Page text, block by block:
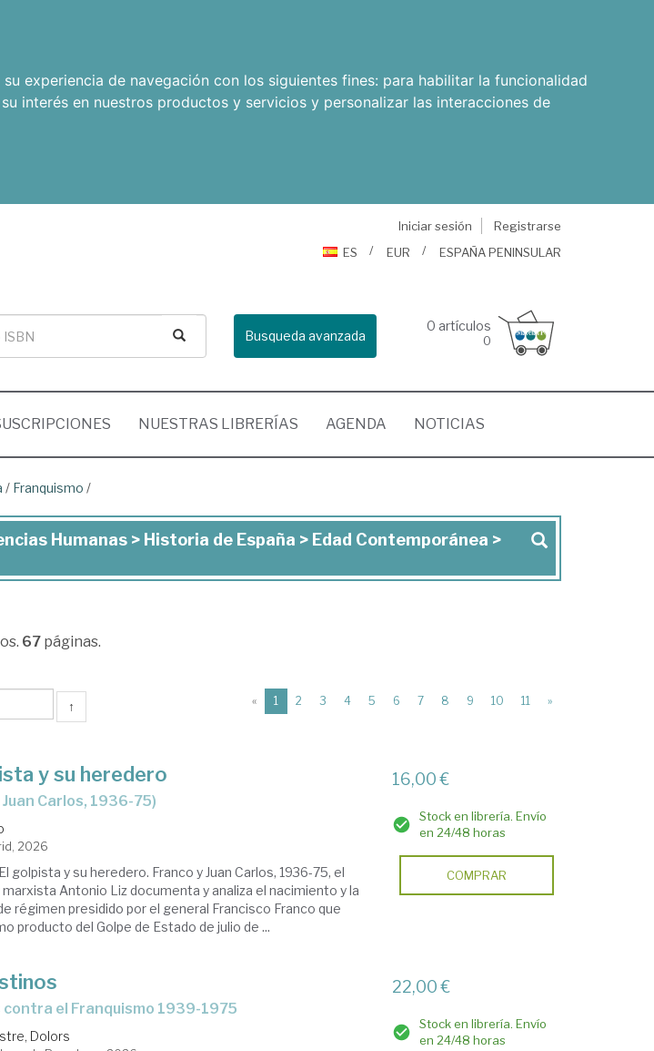
experiencia de navegación con los siguientes fines: para habilitar la funcionalidad
interés en nuestros productos y servicios y personalizar las interacciones de
Iniciar sesión
Registrarse
ES
EUR ESPAÑA PENINSULAR
Busqueda avanzada
0 artículos
0
NUESTRAS LIBRERÍAS AGENDA NOTICIAS
/ Franquismo /
Humanas > Historia de España > Edad Contemporánea >
67páginas.
↑ « 1 (current)
2 3 4 5 6 7 8 9 10 11 »
y su heredero
Juan Carlos, 1936-75)
2026
golpista y su heredero. Franco y Juan Carlos, 1936-75, el
Antonio Liz documenta y analiza el nacimiento y la
régimen presidido por el general Francisco Franco que
producto del Golpe de Estado de julio de ...
16,00 €
Stock en librería. Envío
en 24/48 horas
COMPRAR
contra el Franquismo 1939-1975
Dolors
22,00 €
Stock en librería. Envío
en 24/48 horas